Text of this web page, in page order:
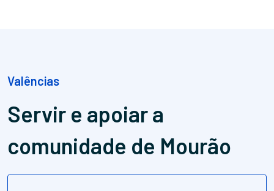
Valências
Servir e apoiara
comunidade de Mourão